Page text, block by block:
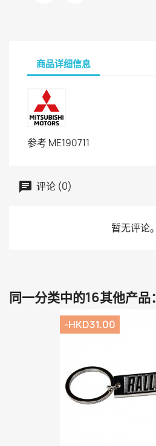
商品详细信息
参考 ME190711
评论 (0)
暂无评论。
同一分类中的16其他产品：
-HKD31.00